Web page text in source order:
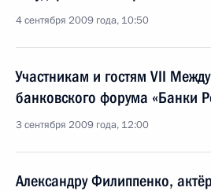
4 сентября 2009 года, 10:50
Участникам и гостям VII
банковского форума «Банки
3 сентября 2009 года, 12:00
Александру Филиппенко,